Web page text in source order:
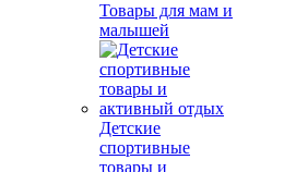
Товары для мам и
малышей
Детские
спортивные
товары и